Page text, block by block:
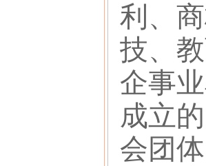
利、
技、
企事
成立
会团